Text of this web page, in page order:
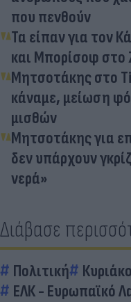
που πενθούν
Τα είπαν για τον
και Μπορίσοφ στο
Μητσοτάκης στο
κάναμε, μείωση
μισθών
Μητσοτάκης για
δεν υπάρχουν
νερά»
Διάβασε
Πολιτική
ΕΛΚ - Ευρωπαϊκό